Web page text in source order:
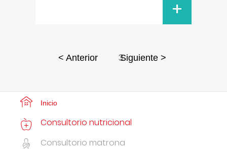
+
< Anterior 3Siguiente >
Inicio
Consultorio nutricional
Consultorio matrona